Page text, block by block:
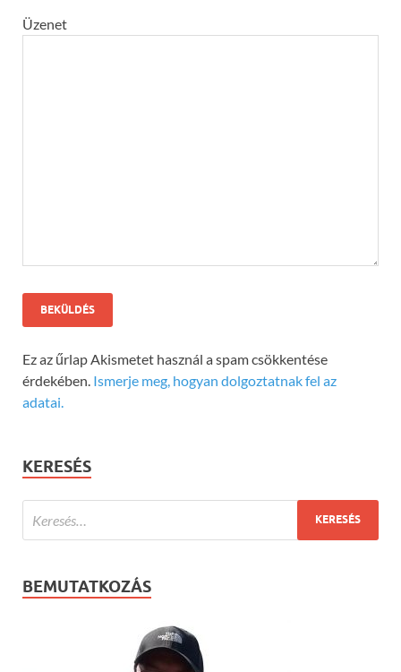
Üzenet
Ez az űrlap Akismetet használ a spam csökkentése
érdekében. Ismerje meg, hogyan dolgoztatnak fel az
adatai.
KERESÉS
BEMUTATKOZÁS